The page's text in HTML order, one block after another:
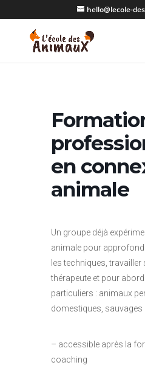
hello@lecole-
en
animale
Un groupe déjà
animale pour
les techniques, travailler
thérapeute et pour
particuliers : animaux
domestiques, sauvages …
– accessible après la
coaching